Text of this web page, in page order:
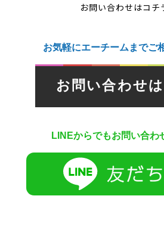
お問い合わせはコチ
お気軽にエーチームまでご
お問い合わせ
LINEからでもお問い合わ